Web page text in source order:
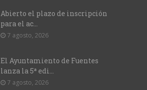
Abierto el plazo de inscripción
para el ac...
7 agosto, 2026
El Ayuntamiento de Fuentes
lanza la 5ª edi...
7 agosto, 2026